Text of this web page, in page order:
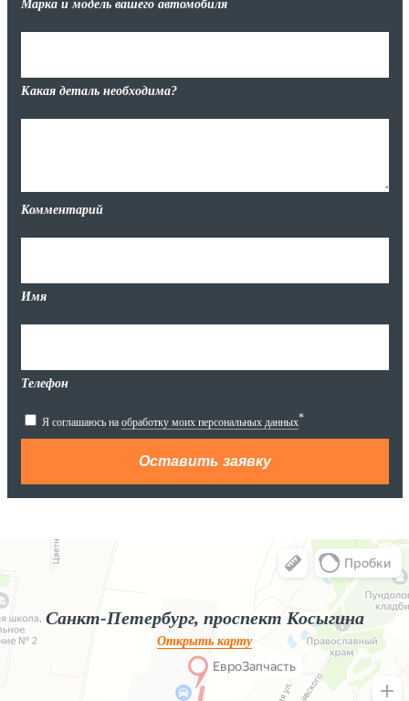
Марка и модель вашего автомобиля
Какая деталь необходима?
Комментарий
Имя
Телефон
Я соглашаюсь на обработку моих персональных данных*
Яндекс.Карты
Яндекс.Карты — поиск мест и адресов, городской транспорт
Санкт-Петербург, проспект Косыгина
Открыть карту